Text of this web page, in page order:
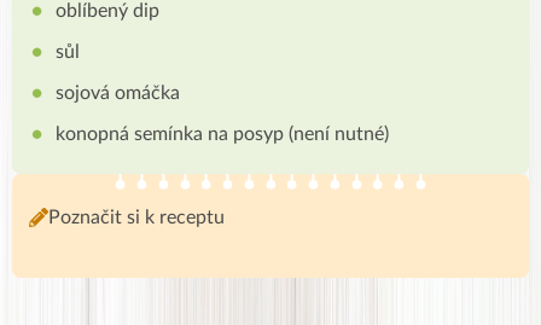
oblíbený dip
sůl
sojová omáčka
konopná semínka na posyp (není nutné)
Poznačit si k receptu